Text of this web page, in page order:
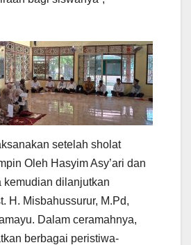
setelah sholat
Oleh Hasyim Asy’ari dan
kemudian dilanjutkan
H. Misbahussurur, M.Pd,
Dalam ceramahnya,
berbagai peristiwa-